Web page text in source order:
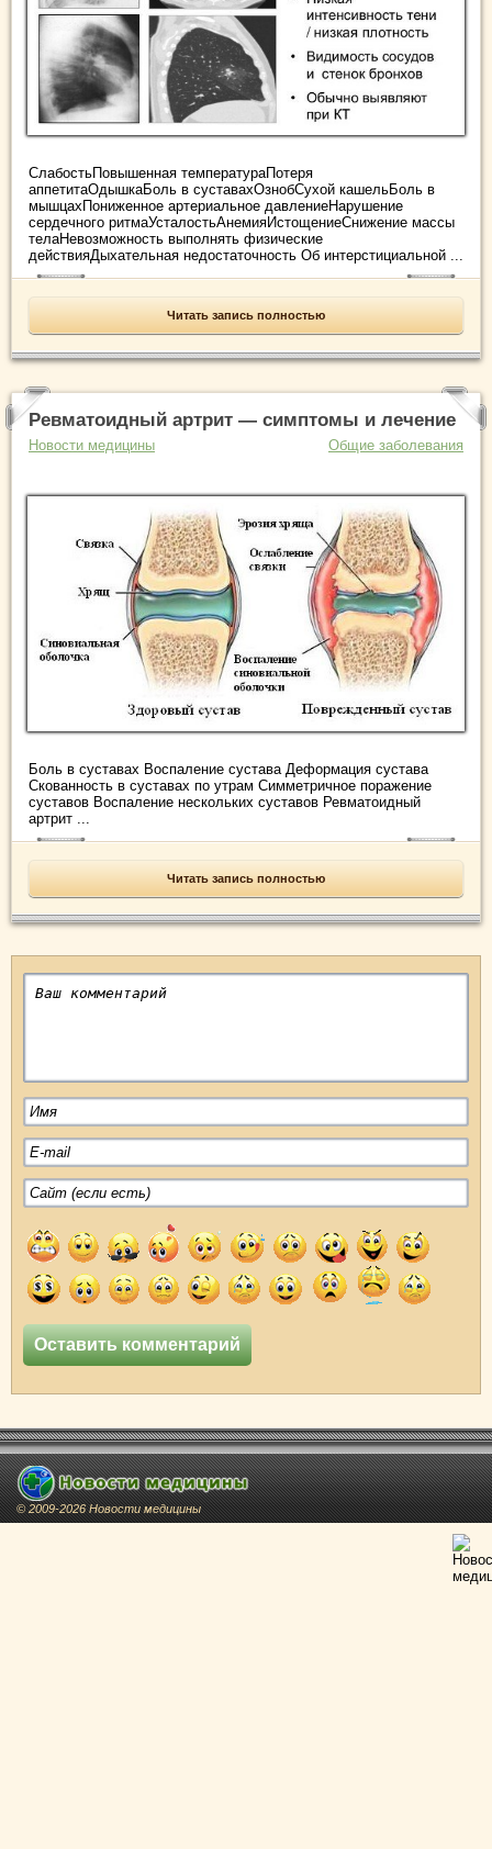
СлабостьПовышенная температураПотеря
аппетитаОдышкаБоль в суставахОзнобСухой кашельБоль в
мышцахПониженное артериальное давлениеНарушение
сердечного ритмаУсталостьАнемияИстощениеСнижение массы
телаНевозможность выполнять физические
действияДыхательная недостаточность Об интерстициальной ...
Читать запись полностью
Ревматоидный артрит — симптомы и лечение
Новости медицины Общие заболевания
Боль в суставах Воспаление сустава Деформация сустава
Скованность в суставах по утрам Симметричное поражение
суставов Воспаление нескольких суставов Ревматоидный
артрит ...
Читать запись полностью
© 2009-2026 Новости медицины